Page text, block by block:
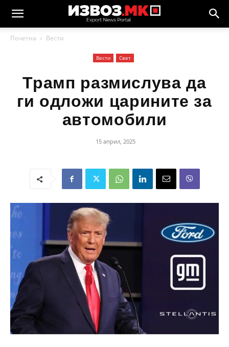
Почетна Вести
Вести Свет
Трамп размислува да
ги одложи царините за
автомобили
15 април, 2025